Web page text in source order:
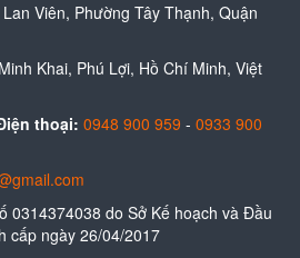
Viên, Phường Tây Thạnh, Quận
Khai, Phú Lợi, Hồ Chí Minh, Việt
thoại: 0948 900 959 - 0933 900
0314374038 do Sở Kế hoạch và Đầu
cấp ngày 26/04/2017